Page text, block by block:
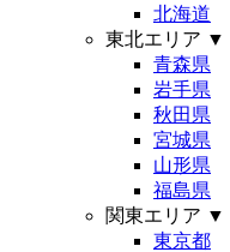
北海道
東北エリア ▼
青森県
岩手県
秋田県
宮城県
山形県
福島県
関東エリア ▼
東京都